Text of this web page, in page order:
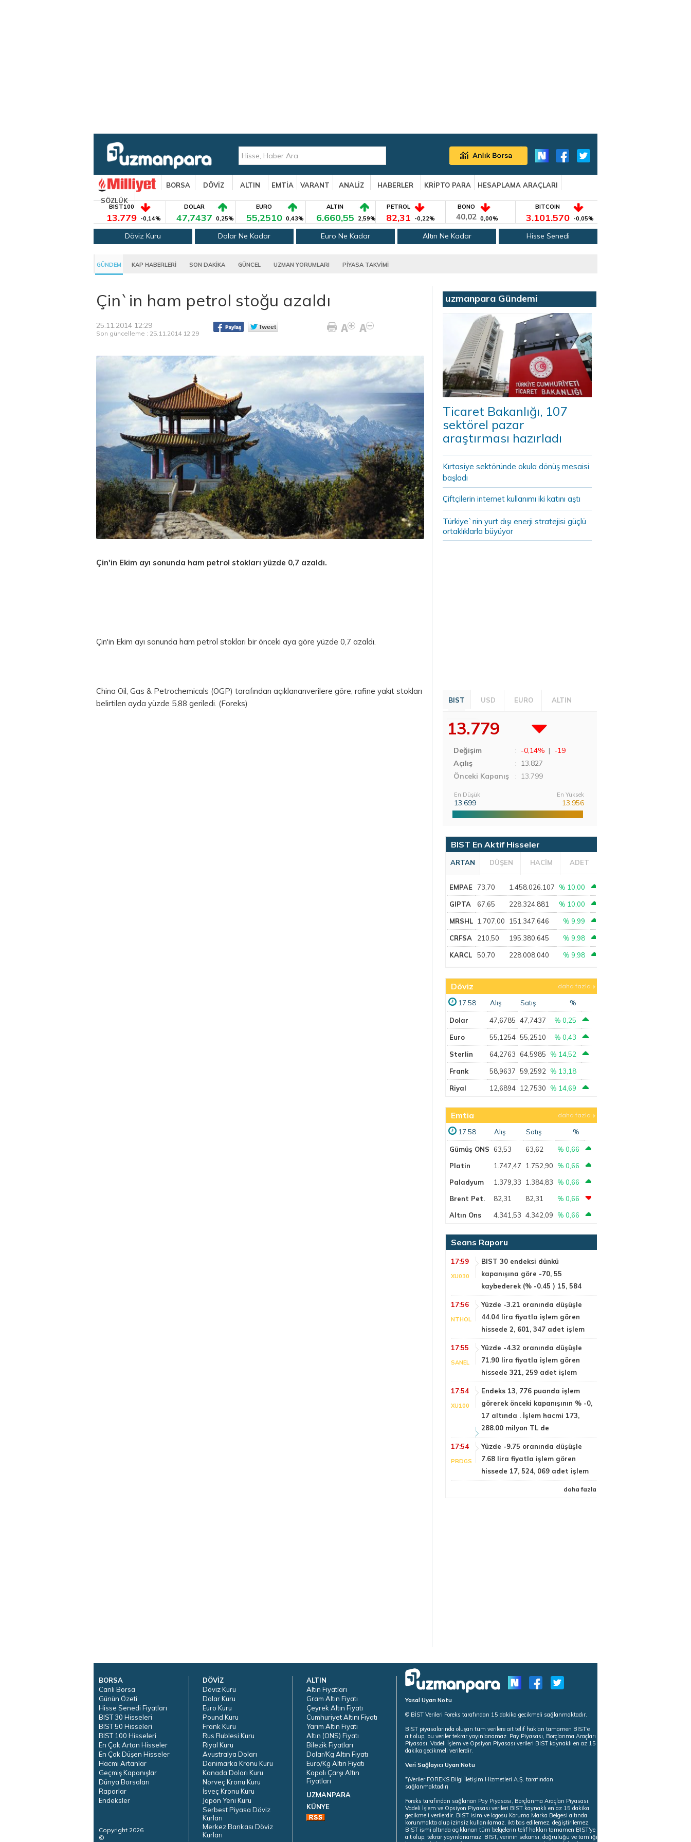
BORSA DÖVİZ ALTIN EMTİA VARANT ANALİZ HABERLER KRİPTO PARA
HESAPLAMA ARAÇLARI
SÖZLÜK
BIST100
13.779 -0,14%
DOLAR
47,7437 0,25%
EURO
55,2510 0,43%
ALTIN
6.660,55 2,59%
PETROL
82,31 -0,22%
BONO
40,02 0,00%
BITCOIN
3.101.570 -0,05%
Döviz Kuru Dolar Ne Kadar Euro Ne Kadar Altın Ne Kadar Hisse Senedi
GÜNDEM KAP HABERLERİ SON DAKİKA GÜNCEL UZMAN YORUMLARI PİYASA TAKVİMİ
Çin`in ham petrol stoğu azaldı
25.11.2014 12:29
Son güncelleme : 25.11.2014 12:29
Çin'in Ekim ayı sonunda ham petrol stokları yüzde 0,7 azaldı.
Çin'in Ekim ayı sonunda ham petrol stokları bir önceki aya göre yüzde 0,7 azaldı.
China Oil, Gas & Petrochemicals (OGP) tarafından açıklananverilere göre, rafine yakıt stokları
belirtilen ayda yüzde 5,88 geriledi. (Foreks)
uzmanpara Gündemi
Ticaret Bakanlığı, 107
sektörel pazar
araştırması hazırladı
Kırtasiye sektöründe okula dönüş mesaisi
başladı
Çiftçilerin internet kullanımı iki katını aştı
Türkiye`nin yurt dışı enerji stratejisi güçlü
ortaklıklarla büyüyor
BIST USD EURO ALTIN
13.779
Değişim : -0,14% | -19
Açılış
: 13.827
Önceki Kapanış
: 13.799
En Düşük
13.699
En Yüksek
13.956
BIST En Aktif Hisseler
ARTAN DÜŞEN HACİM ADET
EMPAE 73,70 1.458.026.107 % 10,00
GIPTA 67,65 228.324.881 % 10,00
MRSHL 1.707,00 151.347.646 % 9,99
CRFSA 210,50 195.380.645 % 9,98
KARCL 50,70 228.008.040 % 9,98
Döviz daha fazla
17:58 Alış Satış %
Dolar 47,6785 47,7437 % 0,25
Euro 55,1254 55,2510 % 0,43
Sterlin 64,2763 64,5985 % 14,52
Frank 58,9637 59,2592 % 13,18
Riyal 12,6894 12,7530 % 14,69
Emtia daha fazla
17:58 Alış Satış %
Gümüş ONS 63,53 63,62
% 0,66
Platin
1.747,47 1.752,90
% 0,66
Paladyum
1.379,33 1.384,83
% 0,66
Brent Pet.
82,31 82,31
% 0,66
Altın Ons
4.341,53 4.342,09 % 0,66
Seans Raporu
17:59
XU030
BIST 30 endeksi dünkü
kapanışına göre -70, 55
kaybederek (% -0.45 ) 15, 584
17:56
NTHOL
Yüzde -3.21 oranında düşüşle
44.04 lira fiyatla işlem gören
hissede 2, 601, 347 adet işlem
17:55
SANEL
Yüzde -4.32 oranında düşüşle
71.90 lira fiyatla işlem gören
hissede 321, 259 adet işlem
17:54
XU100
Endeks 13, 776 puanda işlem
görerek önceki kapanışının % -0,
17 altında . İşlem hacmi 173,
288.00 milyon TL de
17:54
PRDGS
Yüzde -9.75 oranında düşüşle
7.68 lira fiyatla işlem gören
hissede 17, 524, 069 adet işlem
daha fazla
BORSA
Canlı Borsa
Günün Özeti
Hisse Senedi Fiyatları
BIST 30 Hisseleri
BIST 50 Hisseleri
BIST 100 Hisseleri
En Çok Artan Hisseler
En Çok Düşen Hisseler
Hacmi Artanlar
Geçmiş Kapanışlar
Dünya Borsaları
Raporlar
Endeksler
Copyright 2026
©
DÖVİZ
Döviz Kuru
Dolar Kuru
Euro Kuru
Pound Kuru
Frank Kuru
Rus Rublesi Kuru
Riyal Kuru
Avustralya Doları
Danimarka Kronu Kuru
Kanada Doları Kuru
Norveç Kronu Kuru
İsveç Kronu Kuru
Japon Yeni Kuru
Serbest Piyasa Döviz
Kurları
Merkez Bankası Döviz
Kurları
ALTIN
Altın Fiyatları
Gram Altın Fiyatı
Çeyrek Altın Fiyatı
Cumhuriyet Altını Fiyatı
Yarım Altın Fiyatı
Altın (ONS) Fiyatı
Bilezik Fiyatları
Dolar/Kg Altın Fiyatı
Euro/Kg Altın Fiyatı
Kapalı Çarşı Altın
Fiyatları
UZMANPARA
KÜNYE
Yasal Uyarı Notu
© BİST Verileri Foreks tarafından 15 dakika gecikmeli sağlanmaktadır.
BIST piyasalarında oluşan tüm verilere ait telif hakları tamamen BIST'e
ait olup, bu veriler tekrar yayınlanamaz. Pay Piyasası, Borçlanma Araçları
Piyasası, Vadeli İşlem ve Opsiyon Piyasası verileri BIST kaynaklı en az 15
dakika gecikmeli verilerdir.
Veri Sağlayıcı Uyarı Notu
*(Veriler FOREKS Bilgi İletişim Hizmetleri A.Ş. tarafından
sağlanmaktadır)
Foreks tarafından sağlanan Pay Piyasası, Borçlanma Araçları Piyasası,
Vadeli İşlem ve Opsiyon Piyasası verileri BIST kaynaklı en az 15 dakika
gecikmeli verilerdir. BIST isim ve logosu Koruma Marka Belgesi altında
korunmakta olup izinsiz kullanılamaz, iktibas edilemez, değiştirilemez.
BIST ismi altında açıklanan tüm belgelerin telif hakları tamamen BIST'ye
ait olup, tekrar yayınlanamaz. BIST, verinin sekansı, doğruluğu ve tamlığı